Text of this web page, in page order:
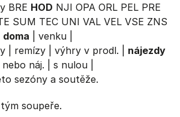
BRE HOD NJI OPA ORL PEL PRE
SUM TEC UNI VAL VEL VSE ZNS
doma venku
remízy výhry v prodl.
nájezdy
náj. s nulou
sezóny a soutěže.
soupeře.